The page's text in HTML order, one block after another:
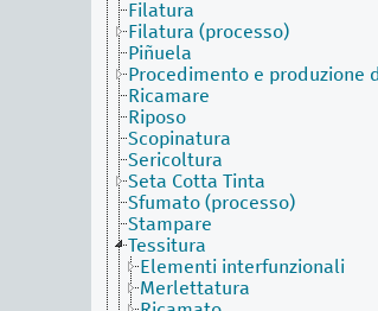
Filatura
Filatura (processo)
Piñuela
Procedimento e produzione
Ricamare
Riposo
Scopinatura
Sericoltura
Seta Cotta Tinta
Sfumato (processo)
Stampare
Tessitura
Elementi interfunzionali
Merlettatura